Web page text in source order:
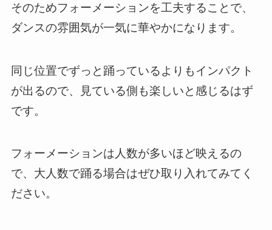
そのためフォーメーションを工夫することで、
ダンスの雰囲気が一気に華やかになります。
同じ位置でずっと踊っているよりもインパクト
が出るので、見ている側も楽しいと感じるはず
です。
フォーメーションは人数が多いほど映えるの
で、大人数で踊る場合はぜひ取り入れてみてく
ださい。